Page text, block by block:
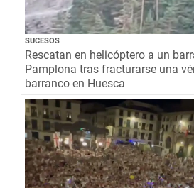
SUCESOS
Rescatan en helicóptero a un
Pamplona tras fracturarse una
barranco en Huesca